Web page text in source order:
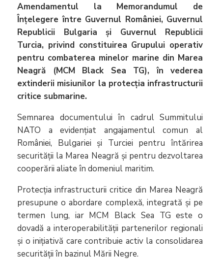
Amendamentul la Memorandumul de
Înțelegere între Guvernul României, Guvernul
Republicii Bulgaria și Guvernul Republicii
Turcia, privind constituirea Grupului operativ
pentru combaterea minelor marine din Marea
Neagră (MCM Black Sea TG), în vederea
extinderii misiunilor la protecția infrastructurii
critice submarine.
Semnarea documentului în cadrul Summitului
NATO a evidențiat angajamentul comun al
României, Bulgariei și Turciei pentru întărirea
securității la Marea Neagră și pentru dezvoltarea
cooperării aliate în domeniul maritim.
Protecția infrastructurii critice din Marea Neagră
presupune o abordare complexă, integrată și pe
termen lung, iar MCM Black Sea TG este o
dovadă a interoperabilității partenerilor regionali
și o inițiativă care contribuie activ la consolidarea
securității în bazinul Mării Negre.